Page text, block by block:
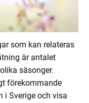
som kan relateras
är antalet
säsonger.
förekommande
i Sverige och visa